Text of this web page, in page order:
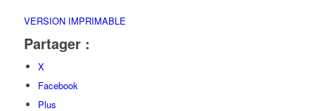
VERSION IMPRIMABLE
Partager :
X
Facebook
Plus